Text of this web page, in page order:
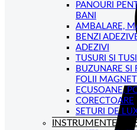
PANOURI
BANI
AMBALARE,
BENZI
ADEZIVI
TUSURI SI
BUZUNARE SI
FOLII
ECUSOANE,
CORECTOARE
SETURI DE
INSTRUMENTE DE